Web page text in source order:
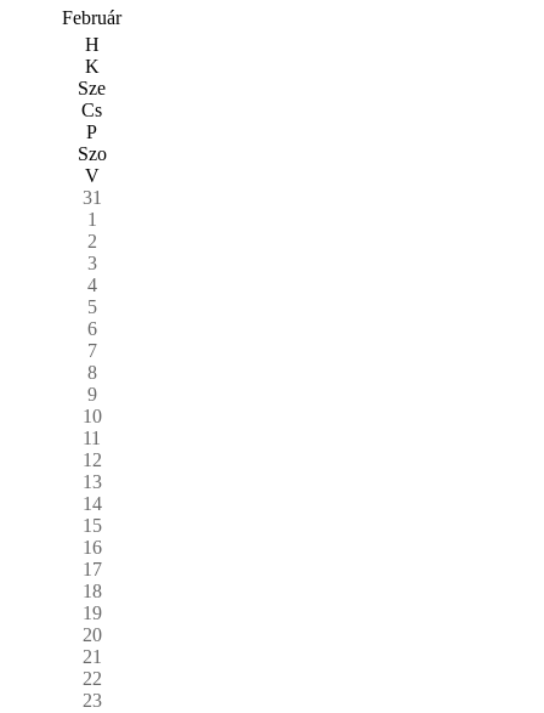
Február
H
K
Sze
Cs
P
Szo
V
31
1
2
3
4
5
6
7
8
9
10
11
12
13
14
15
16
17
18
19
20
21
22
23